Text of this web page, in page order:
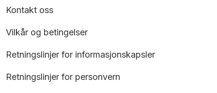
Kontakt oss
Vilkår og betingelser
Retningslinjer for informasjonskapsler
Retningslinjer for personvern